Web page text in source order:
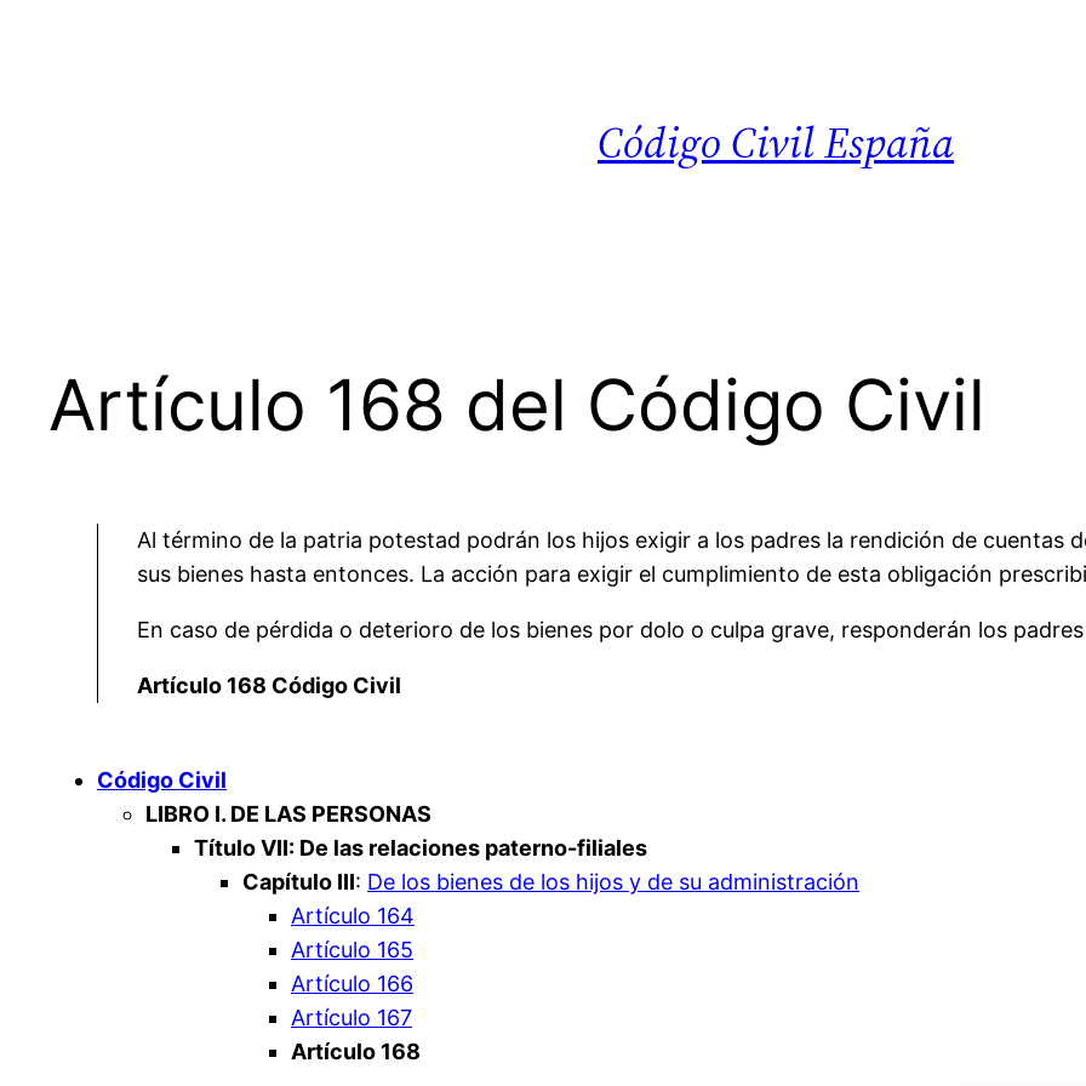
Código Civil España
Artículo 168 del Código Civil
Al término de la patria potestad podrán los hijos exigir a los padres la rendición de cuentas
sus bienes hasta entonces. La acción para exigir el cumplimiento de esta obligación
En caso de pérdida o deterioro de los bienes por dolo o culpa grave, responderán los
Artículo 168 Código Civil
Código Civil
LIBRO I. DE LAS PERSONAS
Título VII: De las relaciones paterno-filiales
Capítulo III: De los bienes de los hijos y de su administración
Artículo 164
Artículo 165
Artículo 166
Artículo 167
Artículo 168